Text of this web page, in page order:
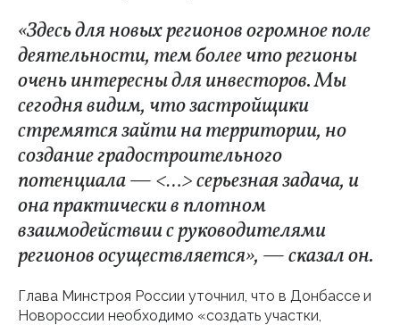
«Здесь для новых регионов огромное поле
деятельности, тем более что регионы
очень интересны для инвесторов. Мы
сегодня видим, что застройщики
стремятся зайти на территории, но
создание градостроительного
потенциала — <…> серьезная задача, и
она практически в плотном
взаимодействии с руководителями
регионов осуществляется», — сказал он.
Глава Минстроя России уточнил, что в Донбассе и
Новороссии необходимо «создать участки,